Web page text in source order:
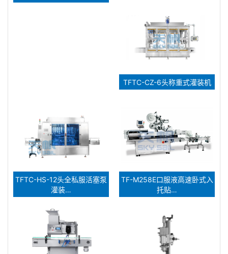
TFTC-CZ-6头称重式灌装机
TFTC-HS-12头全私服活塞泵
灌装…
TF-M258E口服液高速卧式入
托贴…